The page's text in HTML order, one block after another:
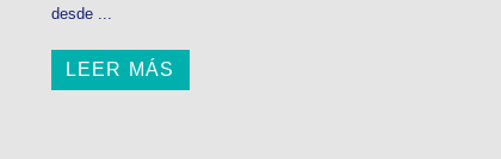
desde ...
LEER MÁS